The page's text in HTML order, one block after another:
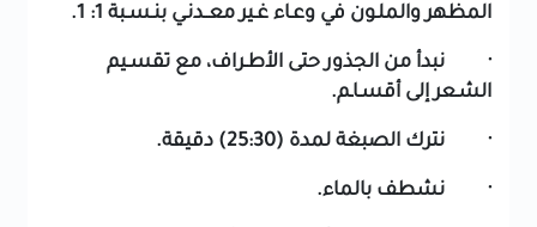
المظهر والملـون في وعـاء غـير معــدنـي بنـسـبة 1: 1.
· نبدأ من الجذور حتى الأطـراف، مع تقسـيم
الشـعر إلى أقسـاـم.
· نترك الصبغة لمدة (25:30) دقيقة.
· نشطف بالماء.